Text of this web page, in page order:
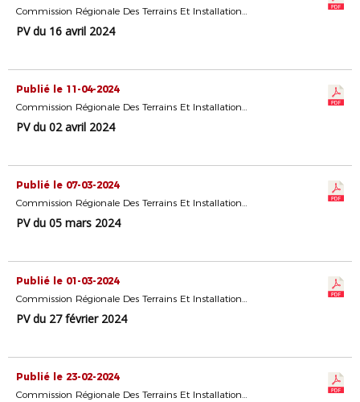
Commission Régionale Des Terrains Et Installations Sportives
PV du 16 avril 2024
Publié le 11-04-2024
Commission Régionale Des Terrains Et Installations Sportives
PV du 02 avril 2024
Publié le 07-03-2024
Commission Régionale Des Terrains Et Installations Sportives
PV du 05 mars 2024
Publié le 01-03-2024
Commission Régionale Des Terrains Et Installations Sportives
PV du 27 février 2024
Publié le 23-02-2024
Commission Régionale Des Terrains Et Installations Sportives